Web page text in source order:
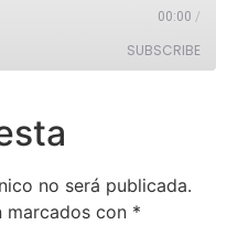
00:00 /
SUBSCRIBE
no será publicada.
marcados con *